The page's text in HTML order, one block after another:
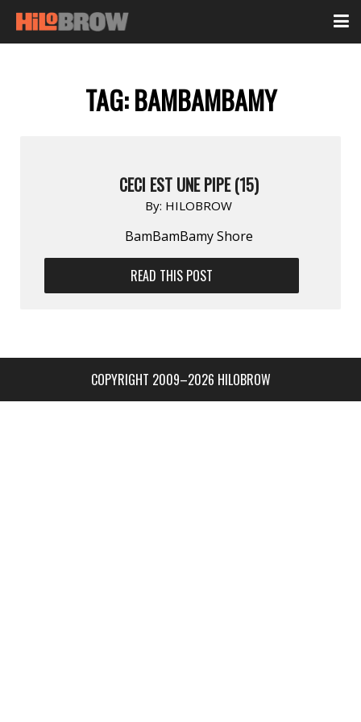
TAG:BAMBAMBAMY
CECI EST UNE PIPE (15)
By: HILOBROW
BamBamBamy Shore
READ THIS POST
COPYRIGHT 2009–2026 HILOBROW